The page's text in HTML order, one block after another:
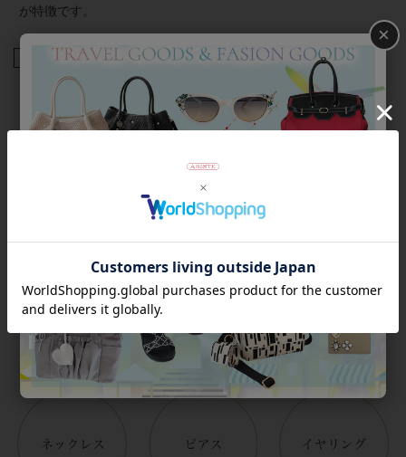
が特徴です。
商品番号 5241039
Category
アイテムカテゴリー
×